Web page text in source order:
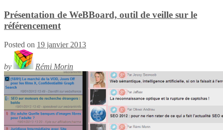
Présentation de WeBBoard, outil de veille sur le
référencement
Posted on 19 janvier 2013
by Rémi Morin